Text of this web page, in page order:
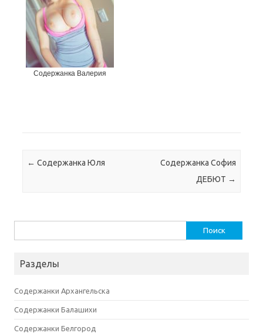
Содержанка Валерия
Навигация по записям
← Содержанка Юля
Содержанка София
ДЕБЮТ →
Разделы
Содержанки Архангельска
Содержанки Балашихи
Содержанки Белгород